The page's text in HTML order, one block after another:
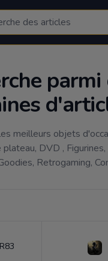
parmi
meilleurs objets
DVD , Figurines,
Retrogaming,